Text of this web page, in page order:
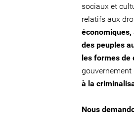
sociaux et
relatifs aux
des peuples
les formes de
gouvernement
à la
Nous